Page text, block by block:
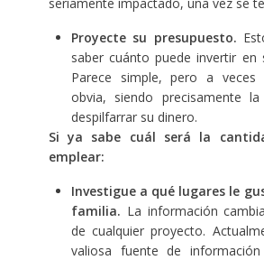
Proyecte su presupuesto.
saber cuánto puede invertir en
Parece simple, pero a
obvia, siendo precisamente
despilfarrar su dinero.
Si ya sabe cuál será la
emplear:
Investigue a qué lugares le
familia. La información
de cualquier proyecto.
valiosa fuente de